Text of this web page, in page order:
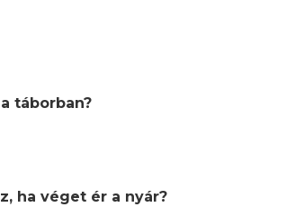
táborban?
ha véget ér a nyár?